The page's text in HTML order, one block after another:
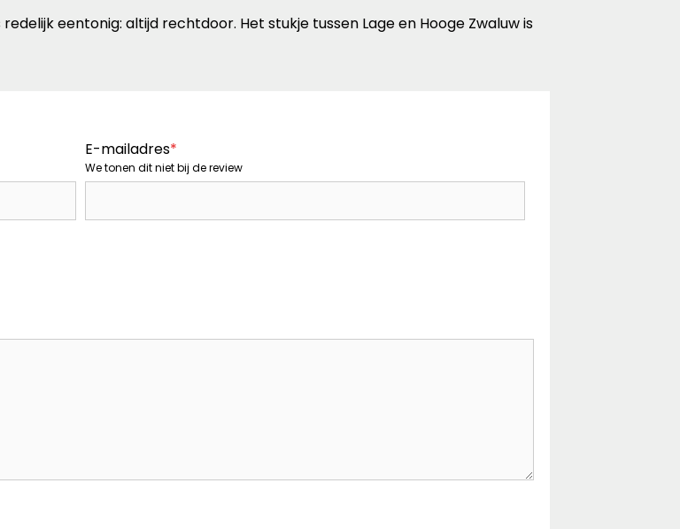
eentonig: altijd rechtdoor. Het stukje tussen Lage en Hooge Zwaluw is
E-mailadres*
We tonen dit niet bij de review